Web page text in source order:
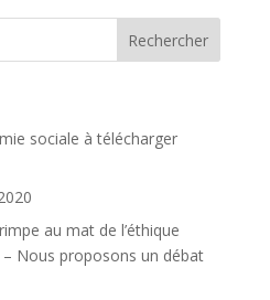
sociale à télécharger
au mat de l’éthique
Nous proposons un débat